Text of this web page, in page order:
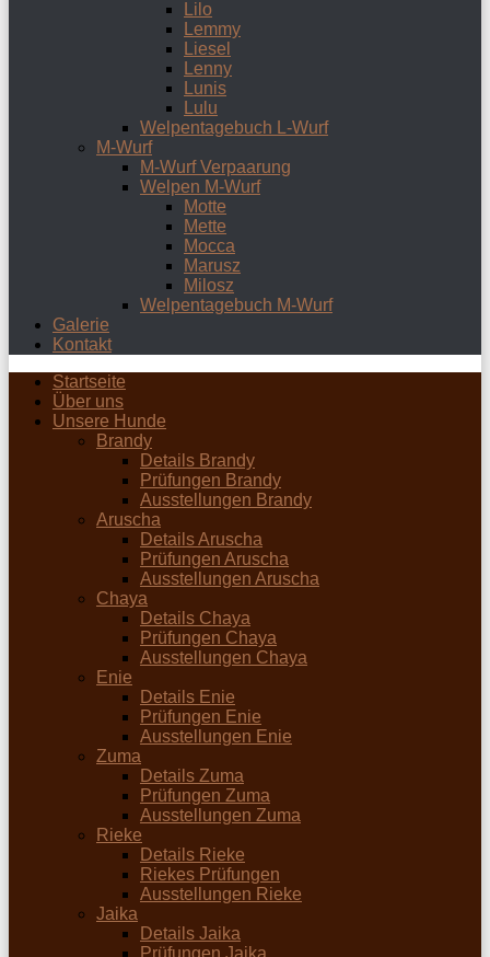
Lilo
Lemmy
Liesel
Lenny
Lunis
Lulu
Welpentagebuch L-Wurf
M-Wurf
M-Wurf Verpaarung
Welpen M-Wurf
Motte
Mette
Mocca
Marusz
Milosz
Welpentagebuch M-Wurf
Galerie
Kontakt
Startseite
Über uns
Unsere Hunde
Brandy
Details Brandy
Prüfungen Brandy
Ausstellungen Brandy
Aruscha
Details Aruscha
Prüfungen Aruscha
Ausstellungen Aruscha
Chaya
Details Chaya
Prüfungen Chaya
Ausstellungen Chaya
Enie
Details Enie
Prüfungen Enie
Ausstellungen Enie
Zuma
Details Zuma
Prüfungen Zuma
Ausstellungen Zuma
Rieke
Details Rieke
Riekes Prüfungen
Ausstellungen Rieke
Jaika
Details Jaika
Prüfungen Jaika